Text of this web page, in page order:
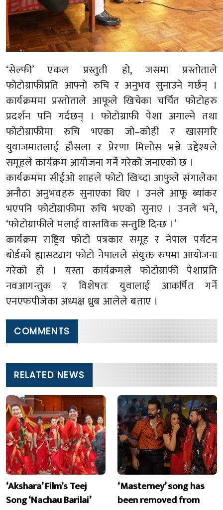
‘सेल्फी’ एकल प्रस्तुती हो, जसमा प्रस्तोताले
फोटोग्राफीप्रति आफ्नो रुचि र अनुभव सुनाउने गर्छन् ।
कार्यक्रममा प्रस्तोताले आफूले खिचेका चर्चित फोटोहरु
प्रदर्शन पनि गर्दछन् । फोटोग्राफी पेशा अगाल्ने तथा
फोटोग्राफीमा रुचि भएका जो–कोही र खासगरि
युवाजमातलाई हौसला र प्रेरणा मिलोस भन्ने उद्देश्यले
समूहले कार्यक्रम आयोजना गर्ने गरेकोे जनाएको छ ।
कार्यक्रममा सीईओ शाहले फोटो खिच्दा आफुले संगालेका
अनौठा अनुभवहरु सुनाएका थिए । उनले आफू ब्यांकर
भएपनि फोटोग्राफीमा रुचि भएको सुनाए । उनले भने,
‘फोटोग्राफीले मलाई वास्तविक सन्तुष्टि दिन्छ ।’
कार्यक्रम राष्ट्रिय फोटो पत्रकार समूह र नेपाल पर्यटन
बोर्डको ह्यासट्याग फोटो नेपालले संयुक्त रुपमा आयोजना
गरेको हो । यस्ता कार्यक्रमले फोटोग्राफी पेशाप्रति
नवआगन्तुक र विशेषतः युवालाई आकर्षित गर्ने
एनएफपीजेका अध्यक्ष ध्रुब आलेले बताए ।
COMMENTS
RELATED NEWS
‘Akshara’ Film’s Teej
Song ‘Nachau Barilai’
‘Masterney’ song has
been removed from